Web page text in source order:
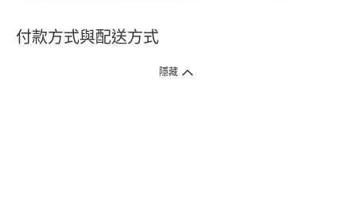
付款方式與配送方式
隱藏